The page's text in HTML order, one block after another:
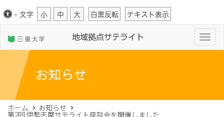
- 文字 小 中 大 白黒反転 テキスト表示
T
o
g
i
地域拠点サテライト
お知らせ
ホーム お知らせ
第2回 伊勢志摩サテライト座談会を開催しました